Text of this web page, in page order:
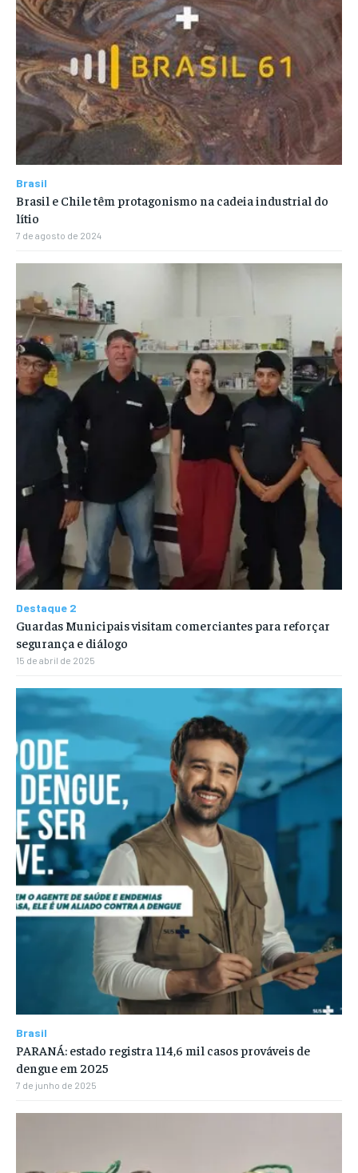
Brasil
Brasil e Chile têm protagonismo na cadeia industrial do
lítio
7 de agosto de 2024
Destaque 2
Guardas Municipais visitam comerciantes para reforçar
segurança e diálogo
15 de abril de 2025
Brasil
PARANÁ: estado registra 114,6 mil casos prováveis de
dengue em 2025
7 de junho de 2025